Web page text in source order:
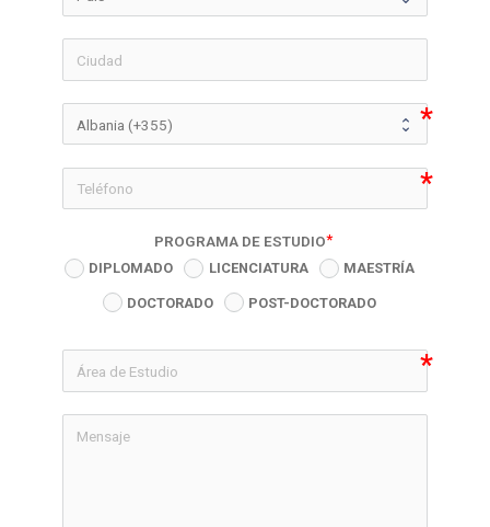
icon-
PROGRAMA DE ESTUDIO
DIPLOMADO LICENCIATURA MAESTRÍA
DOCTORADO POST-DOCTORADO